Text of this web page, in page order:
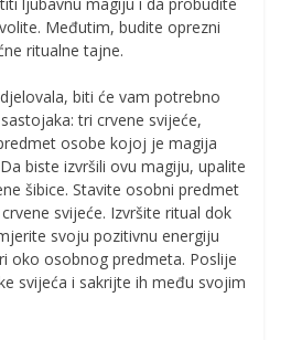
Međutim, budite oprezni
ritualne tajne.
biti će vam potrebno
tri crvene svijeće,
osobe kojoj je magija
biste izvršili ovu magiju, upalite
šibice. Stavite osobni predmet
svijeće. Izvršite ritual dok
svoju pozitivnu energiju
oko osobnog predmeta. Poslije
svijeća i sakrijte ih među svojim